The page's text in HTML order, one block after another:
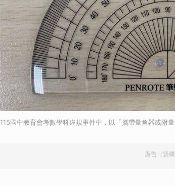
115國中教育會考數學科違規事件中，以「攜帶量角器或附
廣告（請